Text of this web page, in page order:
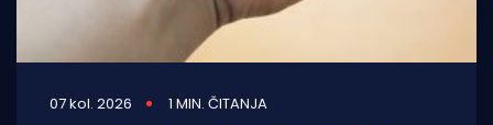
07 kol. 2026 1 MIN. ČITANJA